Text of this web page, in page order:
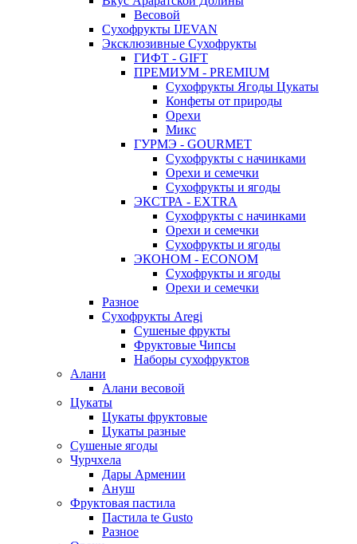
Весовой
Сухофрукты IJEVAN
Эксклюзивные Сухофрукты
ГИФТ - GIFT
ПРЕМИУМ - PREMIUM
Сухофрукты Ягоды Цукаты
Конфеты от природы
Орехи
Микс
ГУРМЭ - GOURMET
Сухофрукты с начинками
Орехи и семечки
Сухофрукты и ягоды
ЭКСТРА - EXTRA
Сухофрукты с начинками
Орехи и семечки
Сухофрукты и ягоды
ЭКОНОМ - ECONOM
Сухофрукты и ягоды
Орехи и семечки
Разное
Сухофрукты Aregi
Сушеные фрукты
Фруктовые Чипсы
Наборы сухофруктов
Алани
Алани весовой
Цукаты
Цукаты фруктовые
Цукаты разные
Сушеные ягоды
Чурчхела
Дары Армении
Ануш
Фруктовая пастила
Пастила te Gusto
Разное